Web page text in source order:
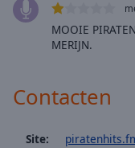
Text
Background
Opacity
Caption
MOOIE
MERIJN.
Contacten
Site: